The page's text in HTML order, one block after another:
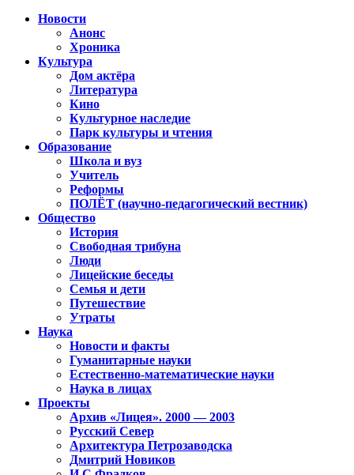
Новости
Анонс
Хроника
Культура
Дом актёра
Литература
Кино
Культурное наследие
Парк культуры и чтения
Образование
Школа и вуз
Учитель
Реформы
ПОЛЁТ (научно-педагогический вестник)
Общество
История
Свободная трибуна
Люди
Лицейские беседы
Семья и дети
Путешествие
Утраты
Наука
Новости и факты
Гуманитарные науки
Естественно-математические науки
Наука в лицах
Проекты
Архив «Лицея». 2000 — 2003
Русский Север
Архитектура Петрозаводска
Дмитрий Новиков